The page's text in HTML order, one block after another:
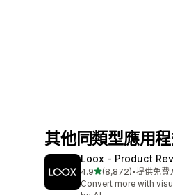
其他同類型應用
Loox ‑ Product
4.9滿分 5 顆星
(8,872)
共有 8872 則評價
•提供免費
Convert more with